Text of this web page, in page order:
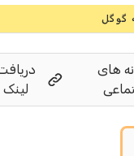
دریافت
لینک